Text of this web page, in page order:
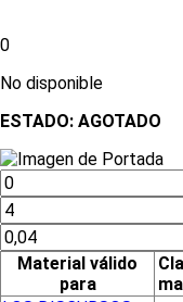
0
No disponible
ESTADO: AGOTADO
Material válido
para